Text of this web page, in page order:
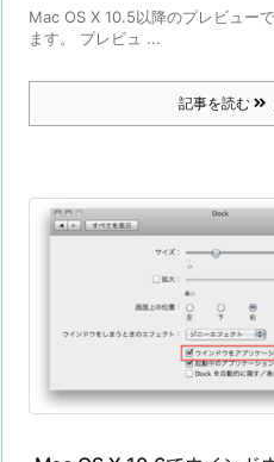
Mac OS X 10.5以降のプレビュー
ます。 プレビュ ...
記事を読む